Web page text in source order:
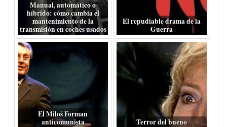
Manual, automático o
híbrido: cómo cambia el
mantenimiento de la
transmisión en coches usados
El repudiable drama de la
Guerra
El Miloš Forman
anticomunista
Terror del bueno